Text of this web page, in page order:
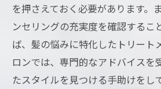
を押さえておく必要があります。
ンセリングの充実度を確認するこ
ば、髪の悩みに特化したトリート
ロンでは、専門的なアドバイスを
たスタイルを見つける手助けをし